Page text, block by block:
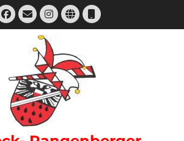
Facebook
E-
Mail
Instagram
WebsiteTelefon